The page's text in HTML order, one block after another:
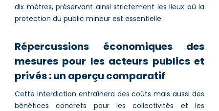
dix mètres, préservant ainsi strictement les lieux où la
protection du public mineur est essentielle.
Répercussions économiques des
mesures pour les acteurs publics et
privés : un aperçu comparatif
Cette interdiction entraînera des coûts mais aussi des
bénéfices concrets pour les collectivités et les